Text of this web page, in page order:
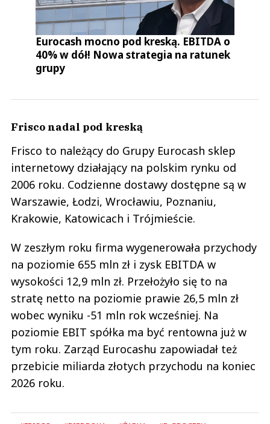
Eurocash mocno pod kreską. EBITDA o
40% w dół! Nowa strategia na ratunek
grupy
Frisco nadal pod kreską
Frisco to należący do Grupy Eurocash sklep
internetowy działający na polskim rynku od
2006 roku. Codzienne dostawy dostępne są w
Warszawie, Łodzi, Wrocławiu, Poznaniu,
Krakowie, Katowicach i Trójmieście.
W zeszłym roku firma wygenerowała przychody
na poziomie 655 mln zł i zysk EBITDA w
wysokości 12,9 mln zł. Przełożyło się to na
stratę netto na poziomie prawie 26,5 mln zł
wobec wyniku -51 mln rok wcześniej. Na
poziomie EBIT spółka ma być rentowna już w
tym roku. Zarząd Eurocashu zapowiadał też
przebicie miliarda złotych przychodu na koniec
2026 roku.